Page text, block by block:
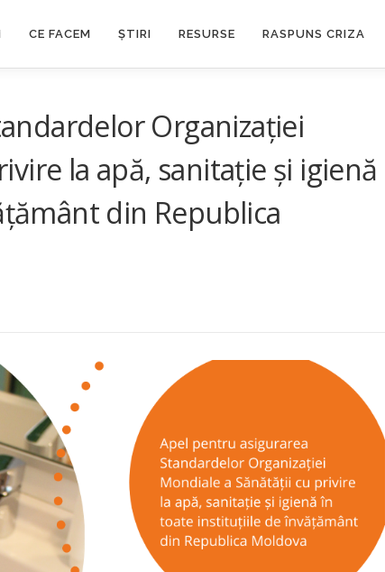
CE FACEM ȘTIRI RESURSE RASPUNS CRIZA
Organizației
la apă, sanitație și igienă
din Republica